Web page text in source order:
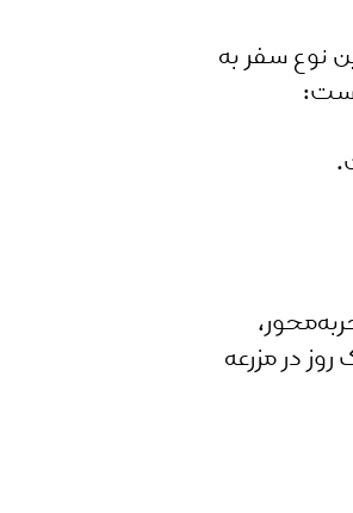
نوع سفر به
در مزرعه